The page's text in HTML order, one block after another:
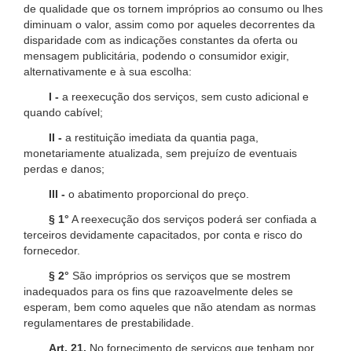
de qualidade que os tornem impróprios ao consumo ou lhes
diminuam o valor, assim como por aqueles decorrentes da
disparidade com as indicações constantes da oferta ou
mensagem publicitária, podendo o consumidor exigir,
alternativamente e à sua escolha:
I - a reexecução dos serviços, sem custo adicional e
quando cabível;
II - a restituição imediata da quantia paga,
monetariamente atualizada, sem prejuízo de eventuais
perdas e danos;
III - o abatimento proporcional do preço.
§ 1° A reexecução dos serviços poderá ser confiada a
terceiros devidamente capacitados, por conta e risco do
fornecedor.
§ 2° São impróprios os serviços que se mostrem
inadequados para os fins que razoavelmente deles se
esperam, bem como aqueles que não atendam as normas
regulamentares de prestabilidade.
Art. 21. No fornecimento de serviços que tenham por